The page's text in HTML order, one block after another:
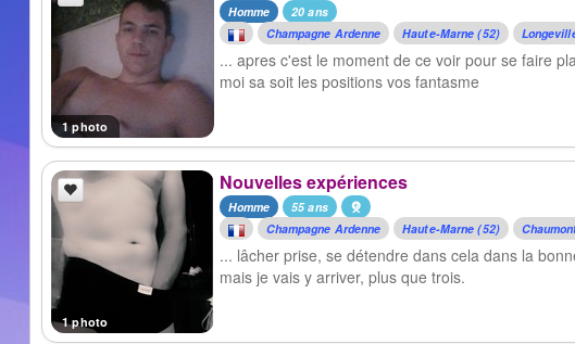
1 photo
Homme
20 ans
Champagne Ardenne
Haute-Marne (52)
... apres c'est le moment de ce voir pour se faire
moi sa soit les positions vos fantasme
1 photo
Nouvelles expériences
Homme
55 ans
Champagne Ardenne
Haute-Marne (52)
... lâcher prise, se détendre dans cela dans la
mais je vais y arriver, plus que trois.